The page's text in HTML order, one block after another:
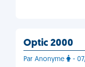
Optic 2000
Par Anonyme -